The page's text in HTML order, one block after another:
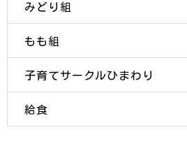
みどり組
もも組
子育てサークルひまわり
給食